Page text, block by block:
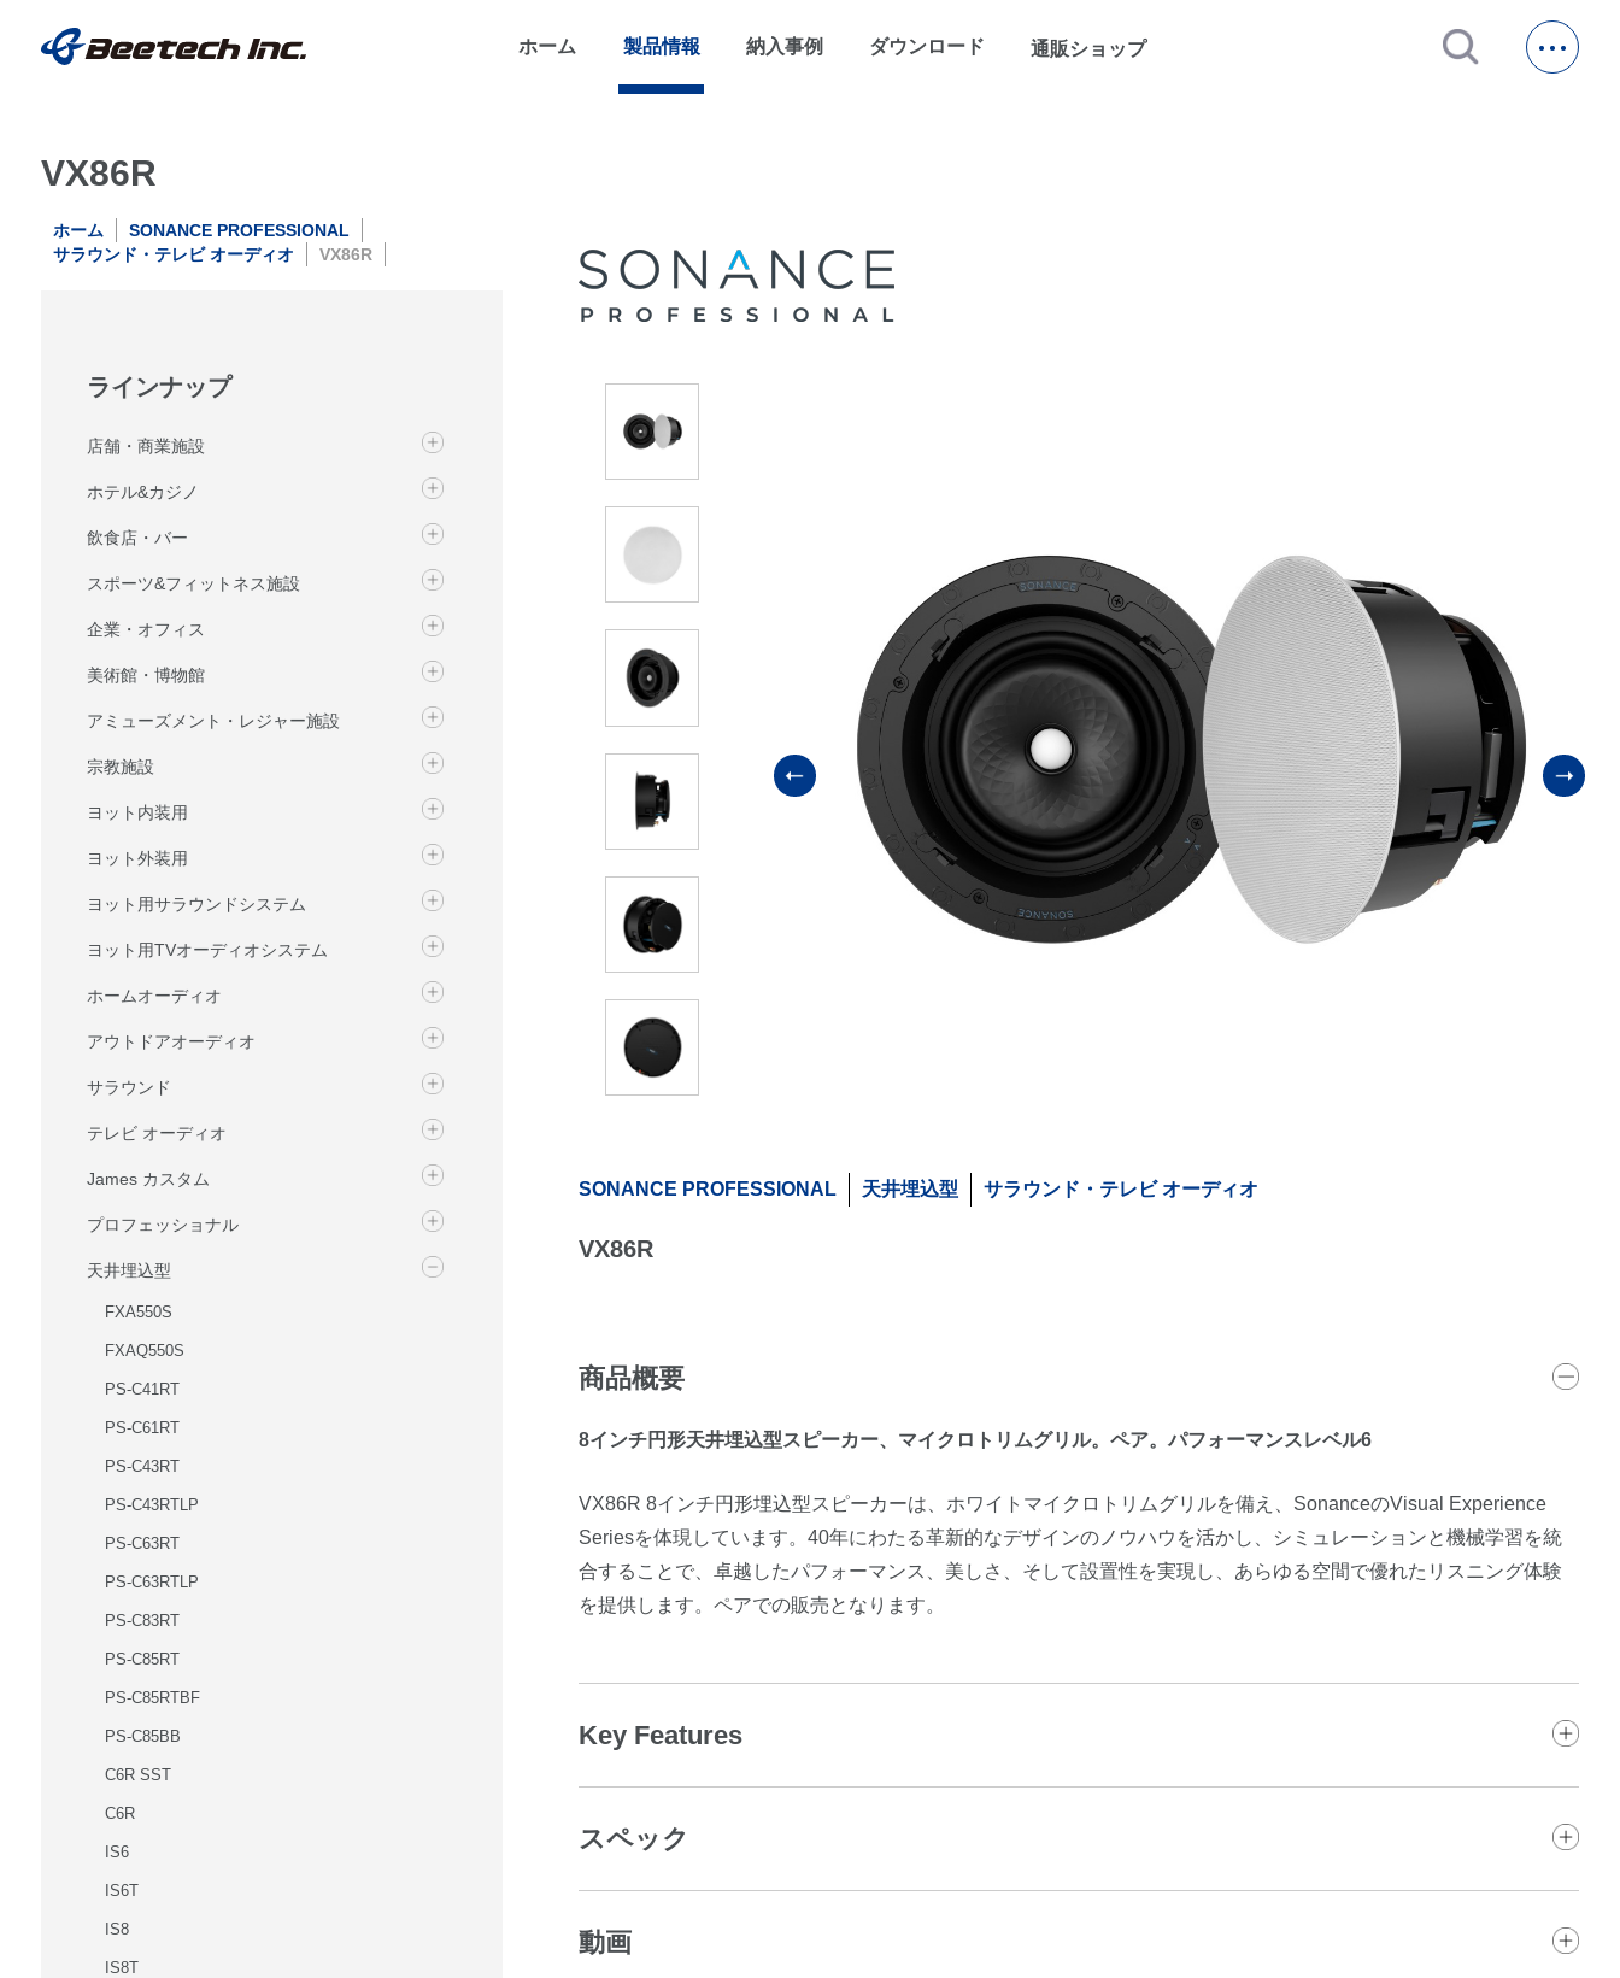
ホーム 製品情報 納入事例 ダウンロード 通販ショップopen_in_new
VX86R
ホーム
SONANCE PROFESSIONAL
サラウンド・テレビ オーディオ
VX86R
ラインナップ
店舗・商業施設
ホテル&カジノ
飲食店・バー
スポーツ&フィットネス施設
企業・オフィス
美術館・博物館
アミューズメント・レジャー施設
宗教施設
ヨット内装用
ヨット外装用
ヨット用サラウンドシステム
ヨット用TVオーディオシステム
ホームオーディオ
アウトドアオーディオ
サラウンド
テレビ オーディオ
James カスタム
プロフェッショナル
天井埋込型
FXA550S
FXAQ550S
PS-C41RT
PS-C61RT
PS-C43RT
PS-C43RTLP
PS-C63RT
PS-C63RTLP
PS-C83RT
PS-C85RT
PS-C85RTBF
PS-C85BB
C6R SST
C6R
IS6
IS6T
IS8
IS8T
SONANCE PROFESSIONAL 天井埋込型 サラウンド・テレビ オーディオ
VX86R
商品概要
8インチ円形天井埋込型スピーカー、マイクロトリムグリル。ペア。パフォーマンスレベル6
VX86R 8インチ円形埋込型スピーカーは、ホワイトマイクロトリムグリルを備え、SonanceのVisual Experience
Seriesを体現しています。40年にわたる革新的なデザインのノウハウを活かし、シミュレーションと機械学習を統
合することで、卓越したパフォーマンス、美しさ、そして設置性を実現し、あらゆる空間で優れたリスニング体験
を提供します。ペアでの販売となります。
Key Features
スペック
動画